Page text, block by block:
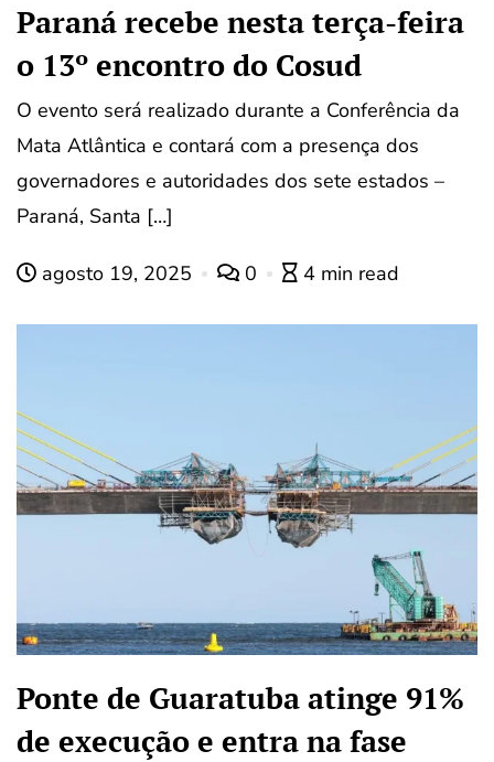
Paraná recebe nesta terça-feira
o 13º encontro do Cosud
O evento será realizado durante a Conferência da
Mata Atlântica e contará com a presença dos
governadores e autoridades dos sete estados –
Paraná, Santa […]
agosto 19, 2025 0 4 min read
Ponte de Guaratuba atinge 91%
de execução e entra na fase